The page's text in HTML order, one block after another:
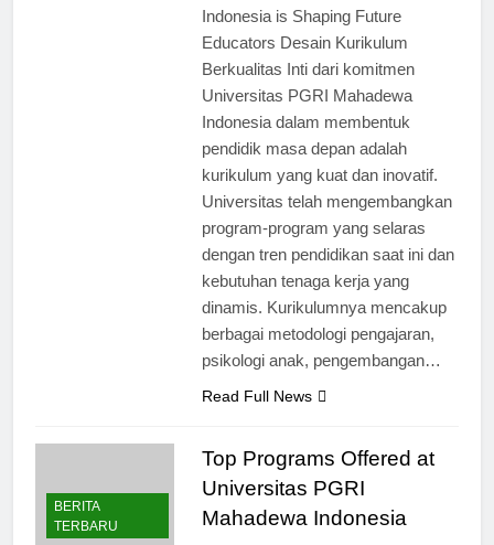
Indonesia is Shaping Future
Educators Desain Kurikulum
Berkualitas Inti dari komitmen
Universitas PGRI Mahadewa
Indonesia dalam membentuk
pendidik masa depan adalah
kurikulum yang kuat dan inovatif.
Universitas telah mengembangkan
program-program yang selaras
dengan tren pendidikan saat ini dan
kebutuhan tenaga kerja yang
dinamis. Kurikulumnya mencakup
berbagai metodologi pengajaran,
psikologi anak, pengembangan…
Read Full News
BERITA
TERBARU
Top Programs Offered at
Universitas PGRI
Mahadewa Indonesia